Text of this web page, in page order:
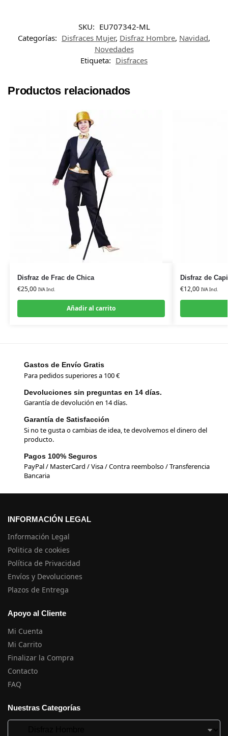
SKU: EU707342-ML
Categorías: Disfraces Mujer, Disfraz Hombre, Navidad,
Novedades
Etiqueta: Disfraces
Productos relacionados
Disfraz de Frac de Chica
€25,00 IVA Incl.
Añadir al carrito
Disfraz de
€12,00 IVA Incl.
Gastos de Envío Gratis
Para pedidos superiores a 100 €
Devoluciones sin preguntas en 14 días.
Garantía de devolución en 14 días.
Garantía de Satisfacción
Si no te gusta o cambias de idea, te devolvemos el dinero del
producto.
Pagos 100% Seguros
PayPal / MasterCard / Visa / Contra reembolso / Transferencia
Bancaria
INFORMACIÓN LEGAL
Información Legal
Politica de cookies
Política de Privacidad
Envíos y Devoluciones
Plazos de Entrega
Apoyo al Cliente
Mi Cuenta
Mi Carrito
Finalizar la Compra
Contacto
FAQ
Nuestras Categorías